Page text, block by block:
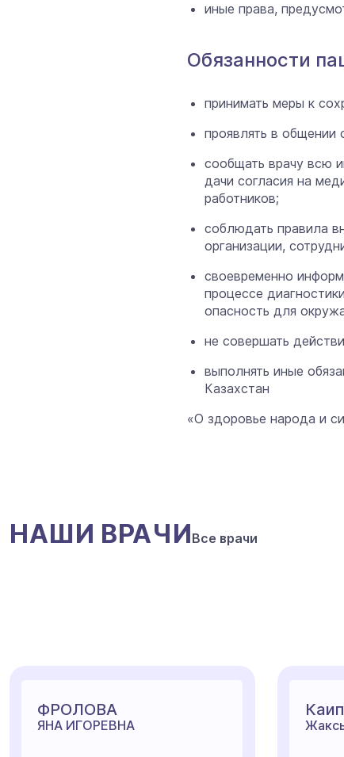
иные права,
Обязанности
принимать меры к
проявлять в общении
сообщать врачу всю
дачи согласия на
работников;
соблюдать правила
организации,
своевременно
процессе
опасность для
не совершать
выполнять иные
Казахстан
«О здоровье народа и
НАШИ ВРАЧИВсе врачи
ФРОЛОВА
ЯНА ИГОРЕВНА